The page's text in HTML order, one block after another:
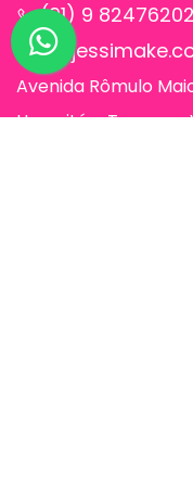
(91) 9 82476202
Avenida Rômulo
Humaitá e Travessa